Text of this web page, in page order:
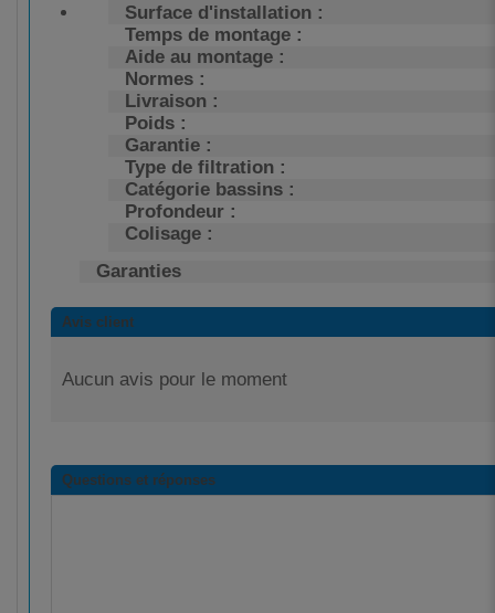
Surface d'installation :
Temps de montage :
Aide au montage :
Normes :
Livraison :
Poids :
Garantie :
Type de filtration :
Catégorie bassins :
Profondeur :
Colisage :
Garanties
Avis client
Aucun avis pour le moment
Questions et réponses